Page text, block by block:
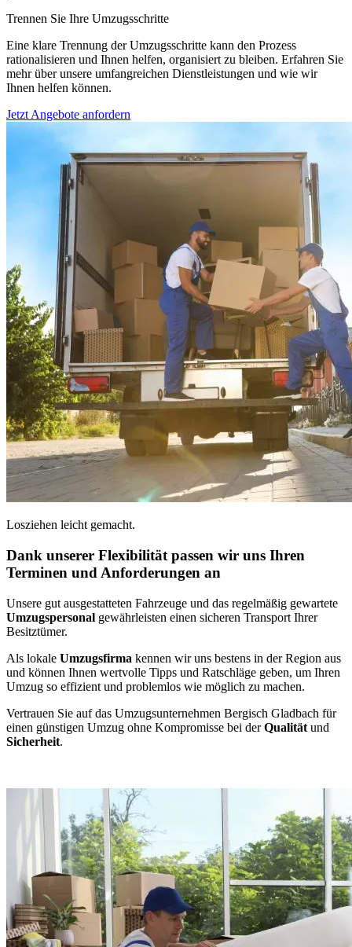
Trennen Sie Ihre Umzugsschritte
Eine klare Trennung der Umzugsschritte kann den Prozess
rationalisieren und Ihnen helfen, organisiert zu bleiben. Erfahren Sie
mehr über unsere umfangreichen Dienstleistungen und wie wir
Ihnen helfen können.
Jetzt Angebote anfordern
Losziehen leicht gemacht.
Dank unserer Flexibilität passen wir uns Ihren
Terminen und Anforderungen an
Unsere gut ausgestatteten Fahrzeuge und das regelmäßig gewartete
Umzugspersonal gewährleisten einen sicheren Transport Ihrer
Besitztümer.
Als lokale Umzugsfirma kennen wir uns bestens in der Region aus
und können Ihnen wertvolle Tipps und Ratschläge geben, um Ihren
Umzug so effizient und problemlos wie möglich zu machen.
Vertrauen Sie auf das Umzugsunternehmen Bergisch Gladbach für
einen günstigen Umzug ohne Kompromisse bei derQualität und
Sicherheit.